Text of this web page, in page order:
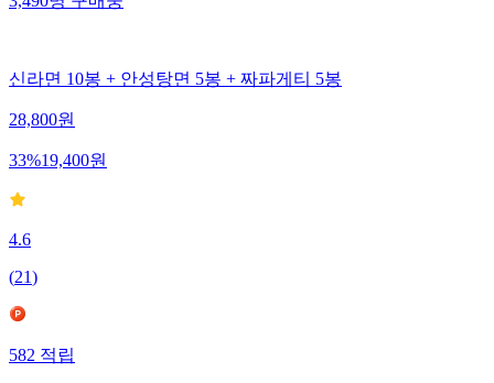
3,490명구매중
신라면 10봉 + 안성탕면 5봉 + 짜파게티 5봉
28,800원
33%19,400원
4.6
(21)
582적립